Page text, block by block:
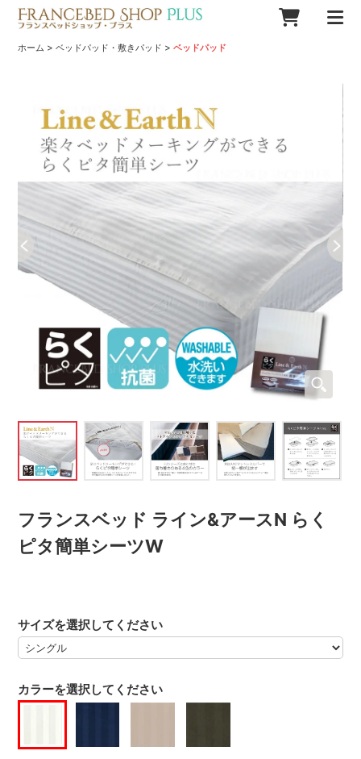
ホーム >ベッドパッド・敷きパッド >ベッドパッド
フランスベッド ライン&アースN らく
ピタ簡単シーツW
カラーを選択してください
サイズを選択してください